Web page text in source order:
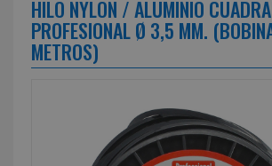
HILO NYLON / ALUMINIO
PROFESIONAL Ø 3,5 MM.
METROS)